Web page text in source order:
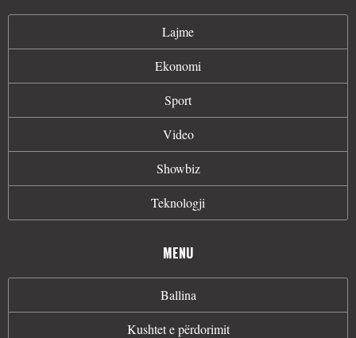
Lajme
Ekonomi
Sport
Video
Showbiz
Teknologji
MENU
Ballina
Kushtet e përdorimit